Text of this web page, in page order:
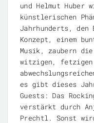
und Helmut Huber
künstlerischen
Jahrhunderts, den
Konzept, einem
Musik, zaubern
witzigen, fetzigen
es gibt dieses
Guests: Das
verstärkt durch
Prechtl. Sonst